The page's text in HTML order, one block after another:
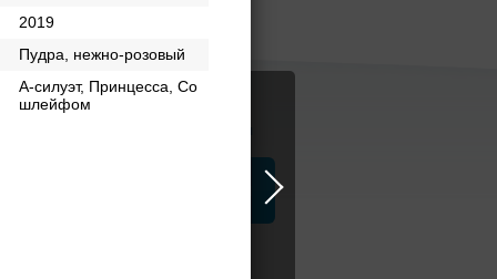
2019
Пудра, нежно-розовый
А-силуэт, Принцесса, Со
шлейфом
Журнал